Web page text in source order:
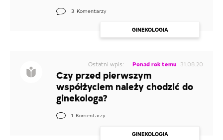
3 Komentarzy
GINEKOLOGIA
Ostatni wpis: Ponad rok temu 31.08.20
Czy przed pierwszym
współżyciem należy chodzić do
ginekologa?
1 Komentarzy
GINEKOLOGIA